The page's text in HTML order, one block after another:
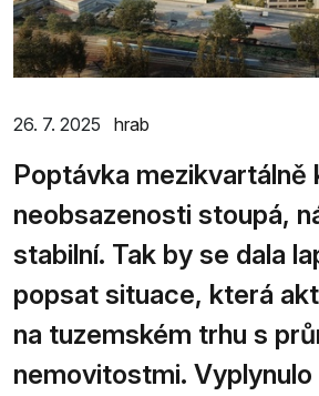
26. 7. 2025 hrab
Poptávka mezikvartálně
neobsazenosti stoupá,
stabilní. Tak by se dala
popsat situace, která
na tuzemském trhu s
nemovitostmi. Vyplynulo